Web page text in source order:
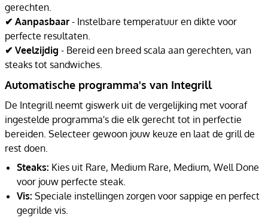
gerechten.
✔ Aanpasbaar - Instelbare temperatuur en dikte voor
perfecte resultaten.
✔ Veelzijdig - Bereid een breed scala aan gerechten, van
steaks tot sandwiches.
Automatische programma's van Integrill
De Integrill neemt giswerk uit de vergelijking met vooraf
ingestelde programma's die elk gerecht tot in perfectie
bereiden. Selecteer gewoon jouw keuze en laat de grill de
rest doen.
Steaks: Kies uit Rare, Medium Rare, Medium, Well Done
voor jouw perfecte steak.
Vis: Speciale instellingen zorgen voor sappige en perfect
gegrilde vis.